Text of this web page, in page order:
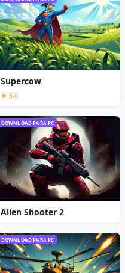
Supercow
★ 5,0
DOWNLOAD PARA PC
Alien Shooter 2
DOWNLOAD PARA PC